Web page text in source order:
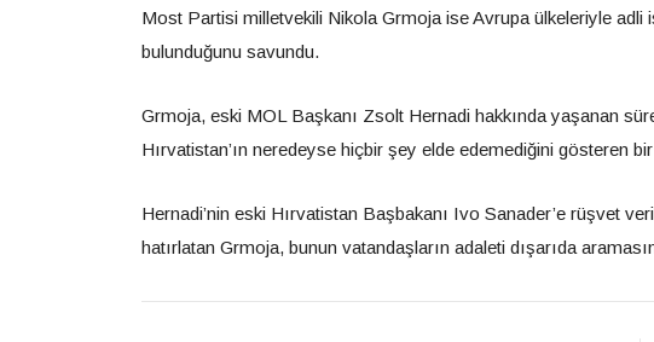
Most Partisi milletvekili Nikola Grmoja ise Avrupa ülkeleriyle
bulunduğunu savundu.
Grmoja, eski MOL Başkanı Zsolt Hernadi hakkında yaşanan
Hırvatistan’ın neredeyse hiçbir şey elde edemediğini gösteren
Hernadi’nin eski Hırvatistan Başbakanı Ivo Sanader’e rüşvet
hatırlatan Grmoja, bunun vatandaşların adaleti dışarıda